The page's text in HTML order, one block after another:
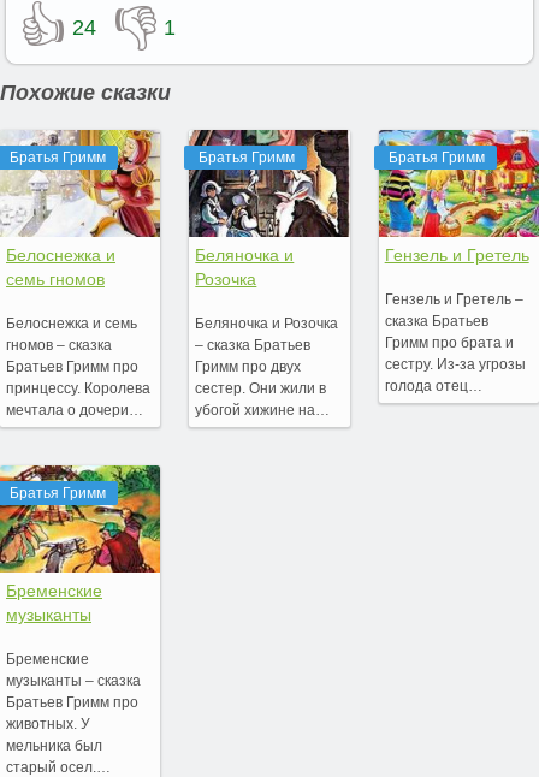
👍 24 👎 1
Похожие сказки
Братья Гримм
Белоснежка и
семь гномов
Белоснежка и семь
гномов – сказка
Братьев Гримм про
принцессу. Королева
мечтала о дочери…
Братья Гримм
Бременские
музыканты
Бременские
музыканты – сказка
Братьев Гримм про
животных. У
мельника был
старый осел.…
Братья Гримм
Беляночка и
Розочка
Беляночка и Розочка
– сказка Братьев
Гримм про двух
сестер. Они жили в
убогой хижине на…
Братья Гримм
Гензель и Гретель
Гензель и Гретель –
сказка Братьев
Гримм про брата и
сестру. Из-за угрозы
голода отец…